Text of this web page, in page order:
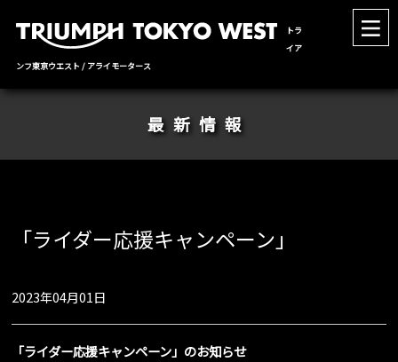
トラ
イア
ンフ東京ウエスト / アライモータース
最新情報
「ライダー応援キャンペーン」
2023年04月01日
「ライダー応援キャンペーン」のお知らせ